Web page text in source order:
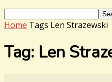
Home Tags Len Strazewski
Tag: Len